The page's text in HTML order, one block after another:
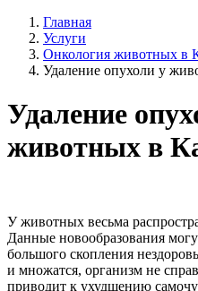
Главная
Услуги
Онкология животных в
Удаление опухоли у
Удаление
животных в
У животных весьма
Данные новообразования
большого скопления
и множатся, организм не
приводит к ухудшению